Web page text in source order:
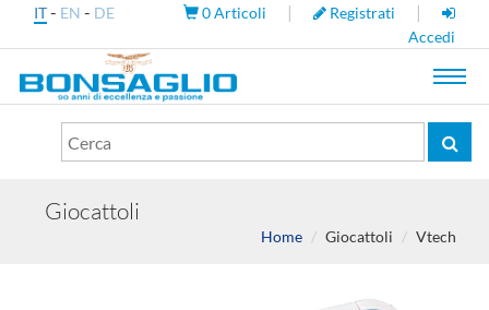
IT- EN - DE 0Articoli | Registrati |
Accedi
Giocattoli
Home Giocattoli Vtech